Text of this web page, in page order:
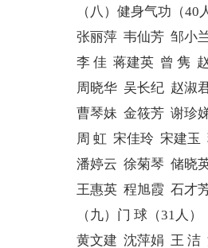
（八）健身气功（40
张丽萍 韦仙芳 邹小
李 佳 蒋建英 曾 隽
周晓华 吴长纪 赵淑
曹琴妹 金筱芳 谢珍
周 虹 宋佳玲 宋建玉
潘婷云 徐菊琴 储晓
王惠英 程旭霞 石才
（九）门 球（31人）
黄文建 沈萍娟 王 洁